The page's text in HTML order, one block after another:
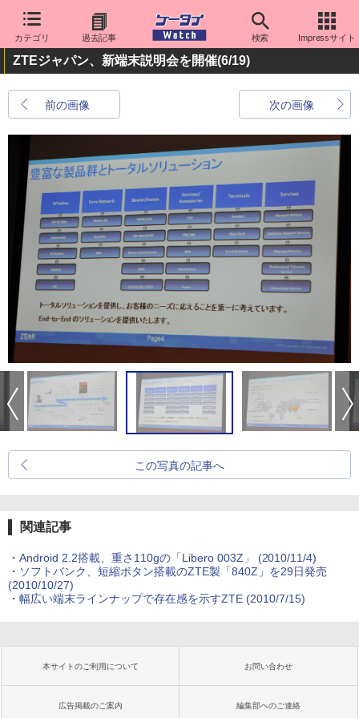
カテゴリ 過去記事 検索 Impressサイト
ZTEジャパン、新端末説明会を開催(6/19)
前の画像 次の画像
この写真の記事へ
関連記事
・ Android 2.2搭載、重さ110gの「Libero 003Z」
(2010/11/4)
・ ソフトバンク、短縮ボタン搭載のZTE製「840Z」を29日発売
(2010/10/27)
・ 幅広い端末ラインナップで存在感を示すZTE(2010/7/15)
本サイトのご利用について お問い合わせ
広告掲載のご案内 編集部へのご連絡